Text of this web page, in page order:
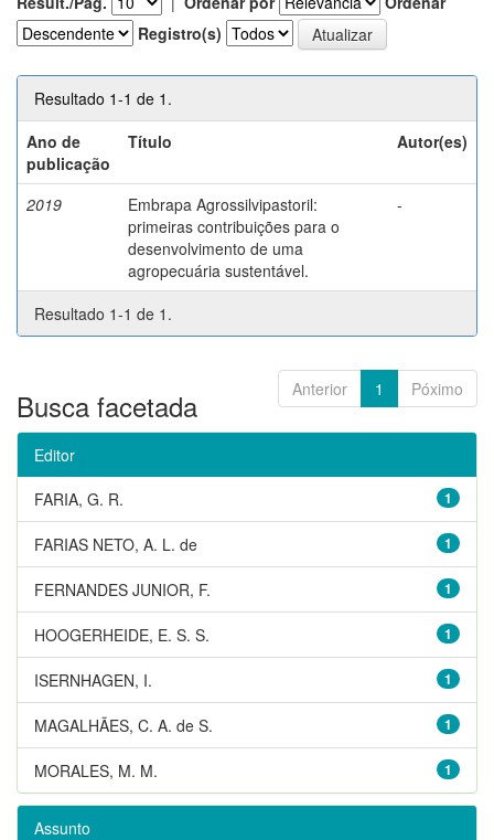
Registro(s)
Resultado 1-1 de 1.
Ano de
publicação
Título Autor(es)
2019
Embrapa Agrossilvipastoril:
primeiras contribuições para o
desenvolvimento de uma
agropecuária sustentável.
-
Resultado 1-1 de 1.
Anterior 1 Póximo
Busca facetada
Editor
1
FARIA, G. R.
1
FARIAS NETO, A. L. de
1
FERNANDES JUNIOR, F.
1
HOOGERHEIDE, E. S. S.
1
ISERNHAGEN, I.
1
MAGALHÃES, C. A. de S.
1
MORALES, M. M.
Assunto